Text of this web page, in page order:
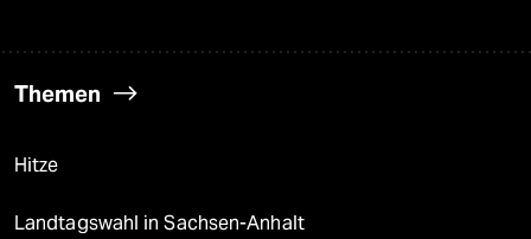
Themen
Hitze
Landtagswahl in Sachsen-Anhalt